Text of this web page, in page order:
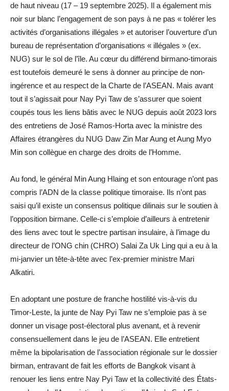
de haut niveau (17 – 19 septembre 2025). Il a également mis
noir sur blanc l’engagement de son pays à ne pas « tolérer les
activités d’organisations illégales » et autoriser l’ouverture d’un
bureau de représentation d’organisations « illégales » (ex.
NUG) sur le sol de l’île. Au cœur du différend birmano-timorais
est toutefois demeuré le sens à donner au principe de non-
ingérence et au respect de la Charte de l’ASEAN. Mais avant
tout il s’agissait pour Nay Pyi Taw de s’assurer que soient
coupés tous les liens bâtis avec le NUG depuis août 2023 lors
des entretiens de José Ramos-Horta avec la ministre des
Affaires étrangères du NUG Daw Zin Mar Aung et Aung Myo
Min son collègue en charge des droits de l’Homme.
Au fond, le général Min Aung Hlaing et son entourage n’ont pas
compris l’ADN de la classe politique timoraise. Ils n’ont pas
saisi qu’il existe un consensus politique dilinais sur le soutien à
l’opposition birmane. Celle-ci s’emploie d’ailleurs à entretenir
des liens avec tout le spectre partisan insulaire, à l’image du
directeur de l’ONG chin (CHRO) Salai Za Uk Ling qui a eu à la
mi-janvier un tête-à-tête avec l’ex-premier ministre Mari
Alkatiri.
En adoptant une posture de franche hostilité vis-à-vis du
Timor-Leste, la junte de Nay Pyi Taw ne s’emploie pas à se
donner un visage post-électoral plus avenant, et à revenir
consensuellement dans le jeu de l’ASEAN. Elle entretient
même la bipolarisation de l’association régionale sur le dossier
birman, entravant de fait les efforts de Bangkok visant à
renouer les liens entre Nay Pyi Taw et la collectivité des États-